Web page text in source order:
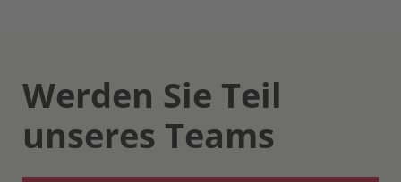
Werden Sie Teil
unseres Teams